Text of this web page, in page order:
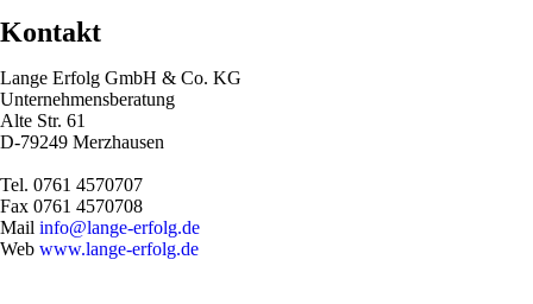
Kontakt
Lange Erfolg GmbH & Co. KG
Unternehmensberatung
Alte Str. 61
D-79249 Merzhausen
Tel. 0761 4570707
Fax 0761 4570708
Mail info@lange-erfolg.de
Web www.lange-erfolg.de